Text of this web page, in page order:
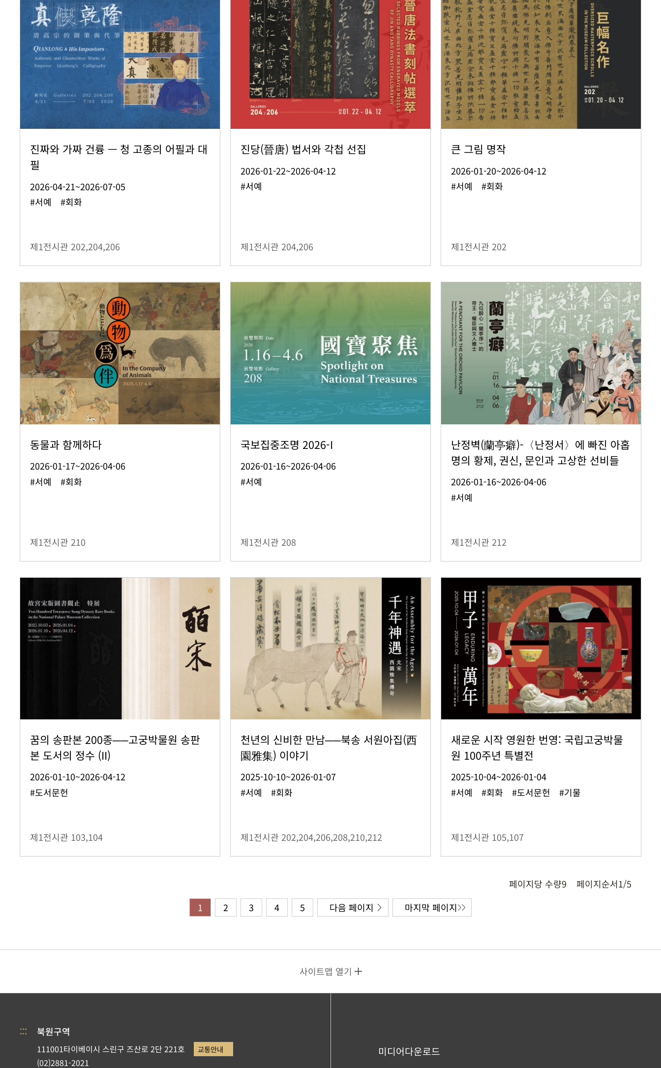
진짜와 가짜 건륭 — 청 고종의 어필과 대
필
2026-04-21~2026-07-05
#서예 #회화
제1전시관 202,204,206
진당(晉唐) 법서와 각첩 선집
2026-01-22~2026-04-12
#서예
제1전시관 204,206
큰 그림 명작
2026-01-20~2026-04-12
#서예 #회화
제1전시관 202
동물과 함께하다
2026-01-17~2026-04-06
#서예 #회화
제1전시관 210
국보집중조명 2026-I
2026-01-16~2026-04-06
#서예
제1전시관 208
난정벽(蘭亭癖)-〈난정서〉에 빠진 아홉
명의 황제, 권신, 문인과 고상한 선비들
2026-01-16~2026-04-06
#서예
제1전시관 212
꿈의 송판본 200종──고궁박물원 송판
본 도서의 정수 (II)
2026-01-10~2026-04-12
#도서문헌
제1전시관 103,104
천년의 신비한 만남──북송 서원아집(西
園雅集) 이야기
2025-10-10~2026-01-07
#서예 #회화
제1전시관 202,204,206,208,210,212
새로운 시작 영원한 번영: 국립고궁박물
원 100주년 특별전
2025-10-04~2026-01-04
#서예 #회화 #도서문헌 #기물
제1전시관 105,107
페이지당 수량9 페이지순서1/5
1
2 3 4 5 다음 페이지 마지막 페이지
사이트맵 열기
::: 북원구역
111001타이베이시 스린구 즈산로 2단 221호 교통안내
(02)2881-2021
미디어다운로드